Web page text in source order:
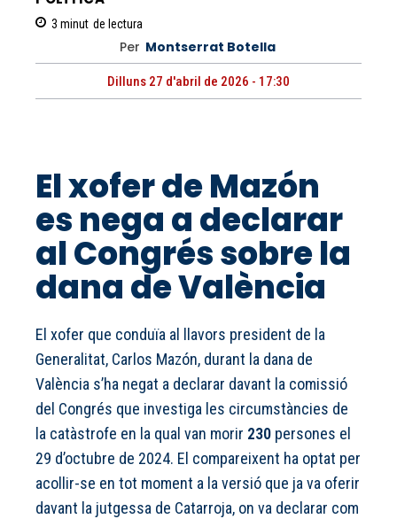
3 minut de lectura
Per Montserrat Botella
Dilluns 27 d'abril de 2026 - 17:30
El xofer de Mazón
es nega a declarar
al Congrés sobre la
dana de València
El xofer que conduïa al llavors president de la
Generalitat, Carlos Mazón, durant la dana de
València s’ha negat a declarar davant la comissió
del Congrés que investiga les circumstàncies de
la catàstrofe en la qual van morir 230 persones el
29 d’octubre de 2024. El compareixent ha optat per
acollir-se en tot moment a la versió que ja va oferir
davant la jutgessa de Catarroja, on va declarar com